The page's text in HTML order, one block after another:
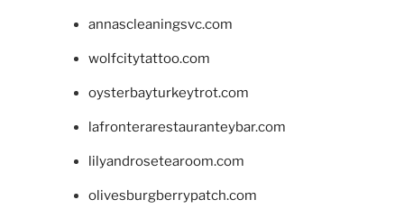
annascleaningsvc.com
wolfcitytattoo.com
oysterbayturkeytrot.com
lafronterarestauranteybar.com
lilyandrosetearoom.com
olivesburgberrypatch.com